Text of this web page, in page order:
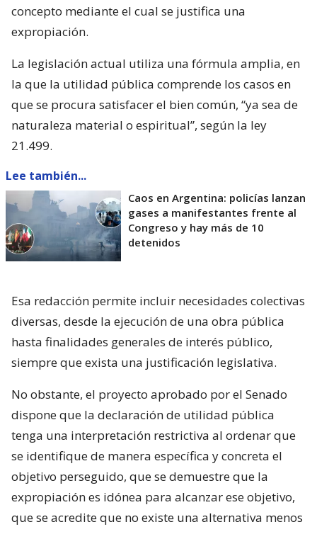
concepto mediante el cual se justifica una
expropiación.
La legislación actual utiliza una fórmula amplia, en
la que la utilidad pública comprende los casos en
que se procura satisfacer el bien común, “ya sea de
naturaleza material o espiritual”, según la ley
21.499.
Lee también...
Caos en Argentina: policías lanzan
gases a manifestantes frente al
Congreso y hay más de 10
detenidos
Esa redacción permite incluir necesidades colectivas
diversas, desde la ejecución de una obra pública
hasta finalidades generales de interés público,
siempre que exista una justificación legislativa.
No obstante, el proyecto aprobado por el Senado
dispone que la declaración de utilidad pública
tenga una interpretación restrictiva al ordenar que
se identifique de manera específica y concreta el
objetivo perseguido, que se demuestre que la
expropiación es idónea para alcanzar ese objetivo,
que se acredite que no existe una alternativa menos